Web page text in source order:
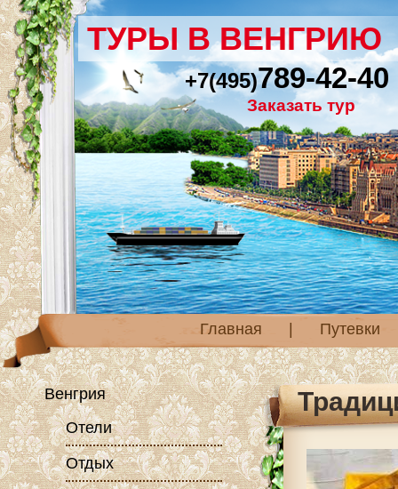
ТУРЫ В ВЕНГРИЮ
+7(495)789-42-40
Заказать тур
Главная Путевки
Венгрия
Отели
Отдых